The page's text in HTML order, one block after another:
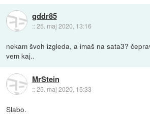
gddr85
::25. maj 2020, 13:16
nekam švoh izgleda, a imaš na sata3?
vem kaj..
MrStein
::25. maj 2020, 15:33
Slabo.